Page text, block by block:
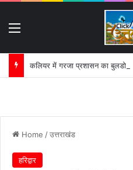
कलियर में गरजा प्रशासन का बुलडोजर:
Home /उत्तराखंड
हरिद्वार